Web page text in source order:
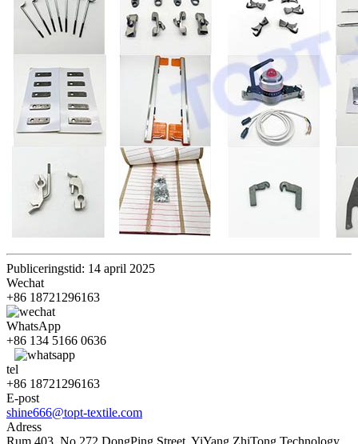
Publiceringstid: 14 april 2025
Wechat
+86 18721296163
WhatsApp
+86 134 5166 0636
tel
+86 18721296163
E-post
shine666@topt-textile.com
Adress
Rum 403, No.272 DongPing Street, YiYang ZhiTong Technology